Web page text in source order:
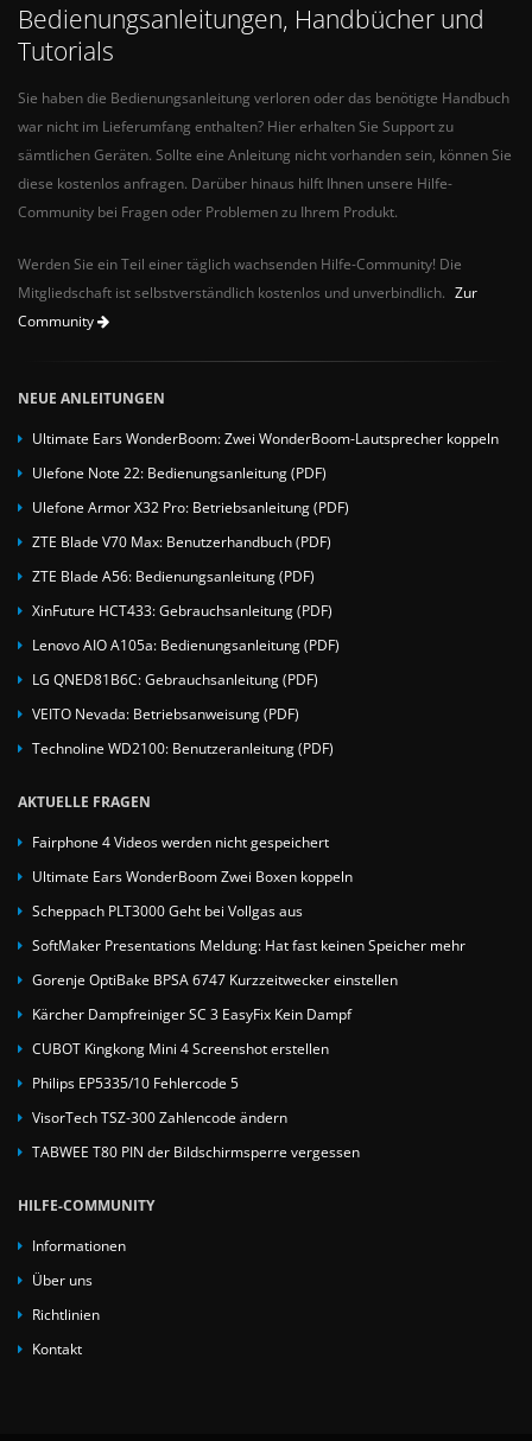
Bedienungsanleitungen, Handbücher und
Tutorials
Sie haben die Bedienungsanleitung verloren oder das benötigte Handbuch
war nicht im Lieferumfang enthalten? Hier erhalten Sie Support zu
sämtlichen Geräten. Sollte eine Anleitung nicht vorhanden sein, können Sie
diese kostenlos anfragen. Darüber hinaus hilft Ihnen unsere Hilfe-
Community bei Fragen oder Problemen zu Ihrem Produkt.
Werden Sie ein Teil einer täglich wachsenden Hilfe-Community! Die
Mitgliedschaft ist selbstverständlich kostenlos und unverbindlich. Zur
Community
NEUE ANLEITUNGEN
Ultimate Ears WonderBoom: Zwei WonderBoom-Lautsprecher koppeln
Ulefone Note 22: Bedienungsanleitung (PDF)
Ulefone Armor X32 Pro: Betriebsanleitung (PDF)
ZTE Blade V70 Max: Benutzerhandbuch (PDF)
ZTE Blade A56: Bedienungsanleitung (PDF)
XinFuture HCT433: Gebrauchsanleitung (PDF)
Lenovo AIO A105a: Bedienungsanleitung (PDF)
LG QNED81B6C: Gebrauchsanleitung (PDF)
VEITO Nevada: Betriebsanweisung (PDF)
Technoline WD2100: Benutzeranleitung (PDF)
AKTUELLE FRAGEN
Fairphone 4 Videos werden nicht gespeichert
Ultimate Ears WonderBoom Zwei Boxen koppeln
Scheppach PLT3000 Geht bei Vollgas aus
SoftMaker Presentations Meldung: Hat fast keinen Speicher mehr
Gorenje OptiBake BPSA 6747 Kurzzeitwecker einstellen
Kärcher Dampfreiniger SC 3 EasyFix Kein Dampf
CUBOT Kingkong Mini 4 Screenshot erstellen
Philips EP5335/10 Fehlercode 5
VisorTech TSZ-300 Zahlencode ändern
TABWEE T80 PIN der Bildschirmsperre vergessen
HILFE-COMMUNITY
Informationen
Über uns
Richtlinien
Kontakt